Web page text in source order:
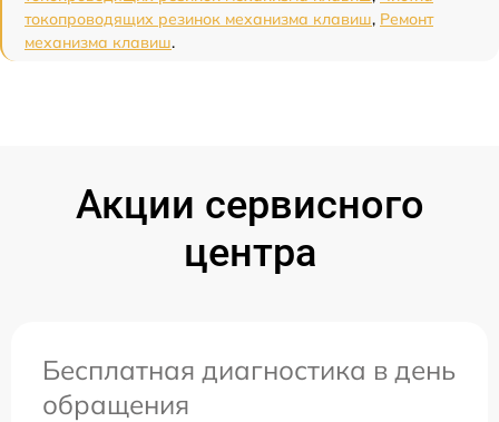
токопроводящих резинок механизма клавиш, Ремонт
механизма клавиш.
Акции сервисного
центра
Бесплатная диагностика в день
обращения